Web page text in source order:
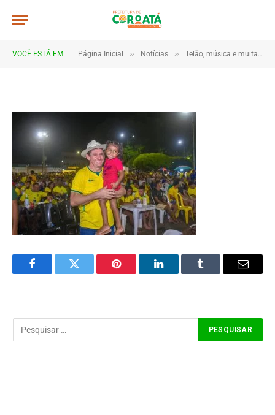
VOCÊ ESTÁ EM: Página Inicial » Notícias » Telão, música e muita torcida marcam estreia do Brasil em Coroatá
JWR_5303
FacebookTwitter Pinterest LinkedInTumblr Email